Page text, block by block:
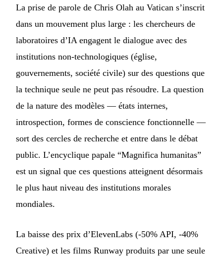
La prise de parole de Chris Olah au Vatican s’inscrit
dans un mouvement plus large : les chercheurs de
laboratoires d’IA engagent le dialogue avec des
institutions non-technologiques (église,
gouvernements, société civile) sur des questions que
la technique seule ne peut pas résoudre. La question
de la nature des modèles — états internes,
introspection, formes de conscience fonctionnelle —
sort des cercles de recherche et entre dans le débat
public. L’encyclique papale “Magnifica humanitas”
est un signal que ces questions atteignent désormais
le plus haut niveau des institutions morales
mondiales.
La baisse des prix d’ElevenLabs (-50% API, -40%
Creative) et les films Runway produits par une seule